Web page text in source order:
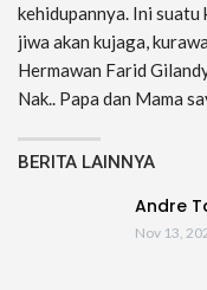
kehidupannya. Ini
jiwa akan kujaga,
Hermawan Farid
Nak.. Papa dan Mama
BERITA LAINNYA
Andre
Nov 13,